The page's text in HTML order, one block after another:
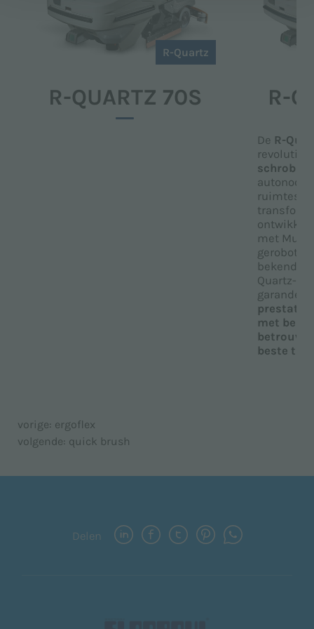
R-Quartz
R-QUARTZ 70S R-
De R-
ruimtes
met
bekende
Quartz-
met
beste
vorige: ergoflex
volgende: quick brush
Delen